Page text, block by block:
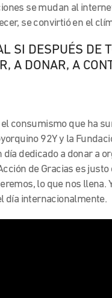
se mudan al
se convirtió en el
SI DESPUÉS DE
A DONAR, A
consumismo que ha
92Y y la
día dedicado a donar a
de Gracias es
lo que nos llena.
día internacionalmente.